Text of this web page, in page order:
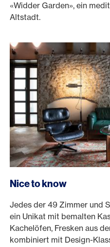
«Widder Garden», ein
Altstadt.
Nice to know
Jedes der 49 Zimmer und
ein Unikat mit bemalten
Kachelöfen, Fresken aus
kombiniert mit Design-